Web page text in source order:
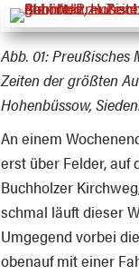
Abb. 01:Preußisches
Zeiten der größten
Hohenbüssow,
An einem
erst über Felder, auf
Buchholzer
schmal läuft dieser
Umgegend vorbei
obenauf mit einer